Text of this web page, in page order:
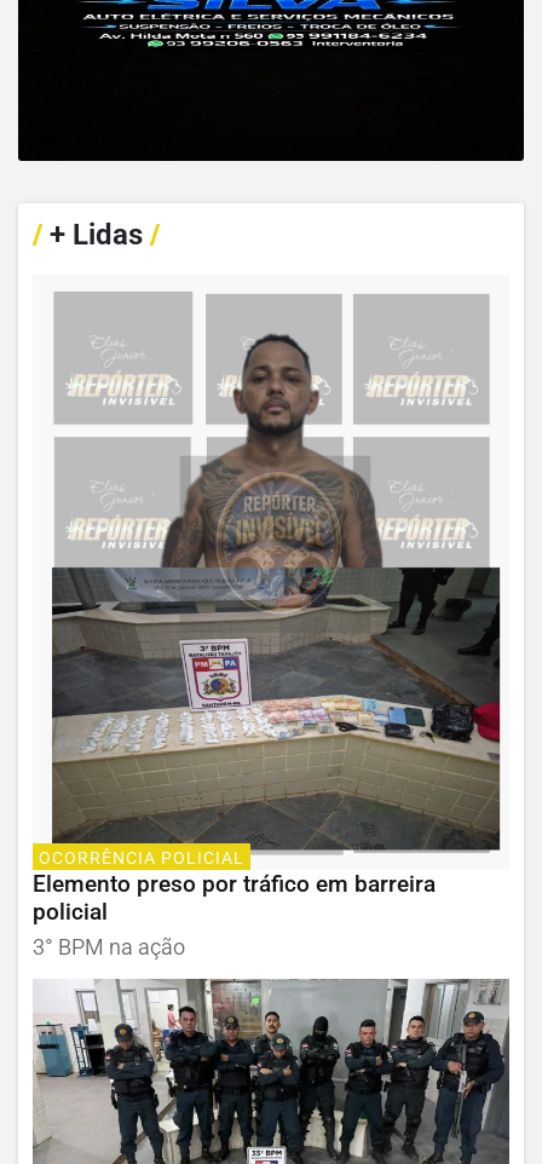
/+ Lidas /
OCORRÊNCIA POLICIAL
Elemento preso por tráfico em barreira
policial
3° BPM na ação